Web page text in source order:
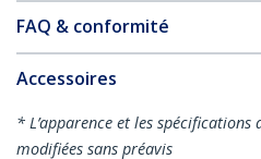
FAQ & conformité
Accessoires
* L’apparence et les
modifiées sans préavis